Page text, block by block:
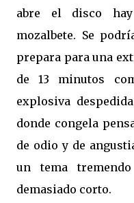
abre el disco
mozalbete. Se
prepara para una
de 13 minutos
explosiva
donde congela
de odio y de
un tema
demasiado corto.